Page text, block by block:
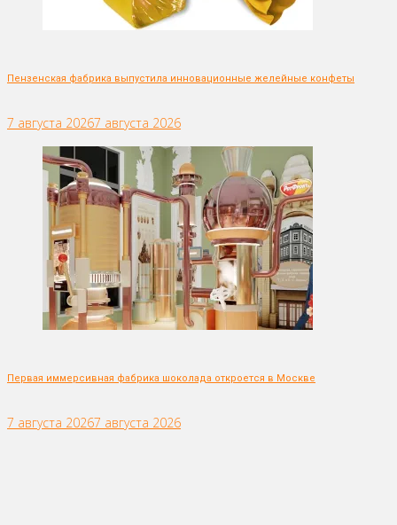
Пензенская фабрика выпустила инновационные желейные конфеты
7 августа 20267 августа 2026
Первая иммерсивная фабрика шоколада откроется в Москве
7 августа 20267 августа 2026